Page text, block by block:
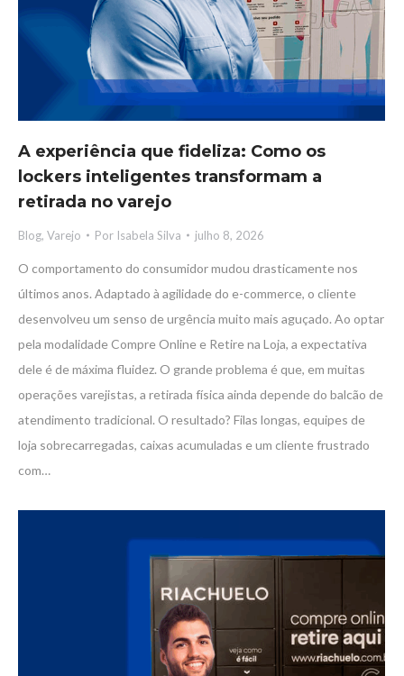
A experiência que fideliza: Como os
lockers inteligentes transformam a
retirada no varejo
Blog, Varejo Por Isabela Silva julho 8, 2026
O comportamento do consumidor mudou drasticamente nos
últimos anos. Adaptado à agilidade do e-commerce, o cliente
desenvolveu um senso de urgência muito mais aguçado. Ao optar
pela modalidade Compre Online e Retire na Loja, a expectativa
dele é de máxima fluidez. O grande problema é que, em muitas
operações varejistas, a retirada física ainda depende do balcão de
atendimento tradicional. O resultado? Filas longas, equipes de
loja sobrecarregadas, caixas acumuladas e um cliente frustrado
com…